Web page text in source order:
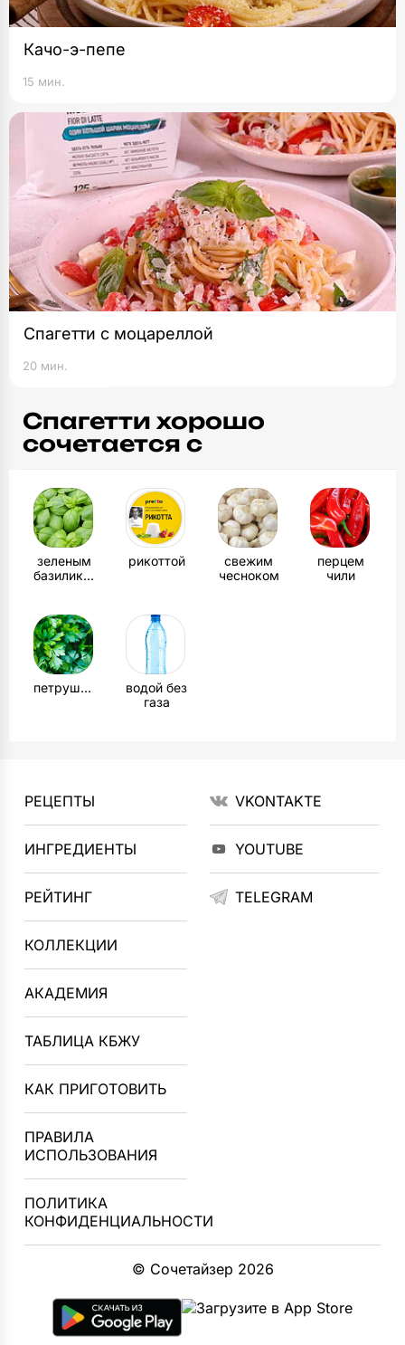
Качо-э-пепе
15 мин.
Спагетти с моцареллой
20 мин.
Спагетти хорошо
сочетается с
зеленым
базиликом
рикоттой
свежим
чесноком
перцем
чили
петрушкой
водой без
газа
РЕЦЕПТЫ
ИНГРЕДИЕНТЫ
РЕЙТИНГ
КОЛЛЕКЦИИ
АКАДЕМИЯ
ТАБЛИЦА КБЖУ
КАК ПРИГОТОВИТЬ
ПРАВИЛА
ИСПОЛЬЗОВАНИЯ
ПОЛИТИКА
КОНФИДЕНЦИАЛЬНОСТИ
VKONTAKTE
YOUTUBE
TELEGRAM
© Сочетайзер 2026